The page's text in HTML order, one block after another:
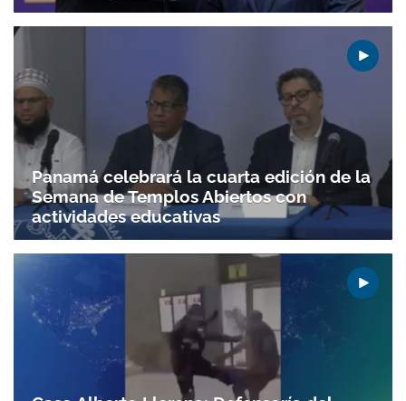
Gracias por suscribirte a nuestro boletín.
ACEPTAR
Panamá celebrará la cuarta edición de la
Semana de Templos Abiertos con
actividades educativas